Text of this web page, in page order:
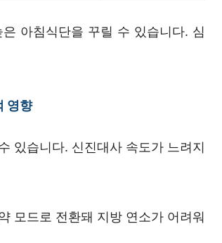
아침식단을 꾸릴 수 있습니다. 심
영향
있습니다. 신진대사 속도가 느려지
모드로 전환돼 지방 연소가 어려워